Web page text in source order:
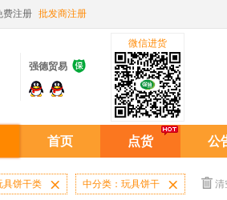
费注册 批发商注册
强德贸易 
微信进货
首页 点货 公
具饼干类  中分类：玩具饼干  清